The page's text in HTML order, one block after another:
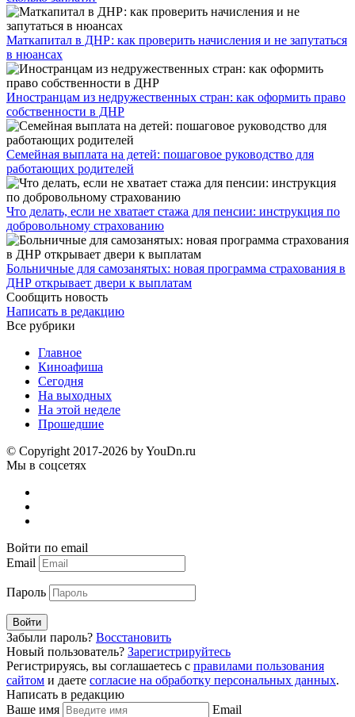
​Маткапитал в ДНР: как проверить начисления и не запутаться
в нюансах
Иностранцам из недружественных стран: как оформить право
собственности в ДНР
Семейная выплата на детей: пошаговое руководство для
работающих родителей
Что делать, если не хватает стажа для пенсии: инструкция по
добровольному страхованию
Больничные для самозанятых: новая программа страхования в
ДНР открывает двери к выплатам
Сообщить новость
Написать в редакцию
Все рубрики
Главное
Киноафиша
Сегодня
На выходных
На этой неделе
Прошедшие
© Copyright 2017-2026 by YouDn.ru
Мы в соцсетях
Войти по email
Email
Пароль
Войти
Забыли пароль? Восстановить
Новый пользователь? Зарегистрируйтесь
Регистрируясь, вы соглашаетесь с правилами пользования
сайтом и даете согласие на обработку персональных данных.
Написать в редакцию
Ваше имя
Email